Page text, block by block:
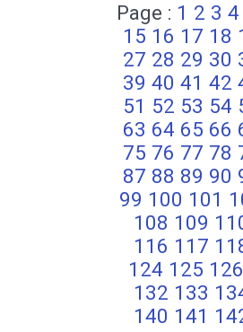
Page : 1 2 3 4
15 16 17 18
27 28 29 30
39 40 41 42
51 52 53 54
63 64 65 66
75 76 77 78
87 88 89 90
99 100 101
108 109
116 117
124 125 126
132 133
140 141